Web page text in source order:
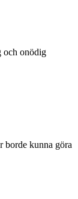
och onödig
borde kunna göra